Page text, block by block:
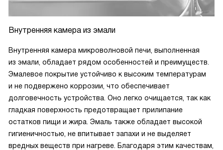
Внутренняя камера из эмали
Внутренняя камера микроволновой печи, выполненная
из эмали, обладает рядом особенностей и преимуществ.
Эмалевое покрытие устойчиво к высоким температурам
и не подвержено коррозии, что обеспечивает
долговечность устройства. Оно легко очищается, так как
гладкая поверхность предотвращает прилипание
остатков пищи и жира. Эмаль также обладает высокой
гигиеничностью, не впитывает запахи и не выделяет
вредных веществ при нагреве. Благодаря этим качествам,